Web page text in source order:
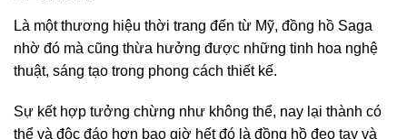
Là một thương hiệu thời trang đến từ Mỹ, đồng hồ Saga
nhờ đó mà cũng thừa hưởng được những tinh hoa nghệ
thuật, sáng tạo trong phong cách thiết kế.
Sự kết hợp tưởng chừng như không thể, nay lại thành có
thể và độc đáo hơn bao giờ hết đó là đồng hồ đeo tay và